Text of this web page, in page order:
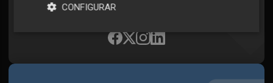
Plaza Podcast, desde cualquier medio
CONFIGURAR